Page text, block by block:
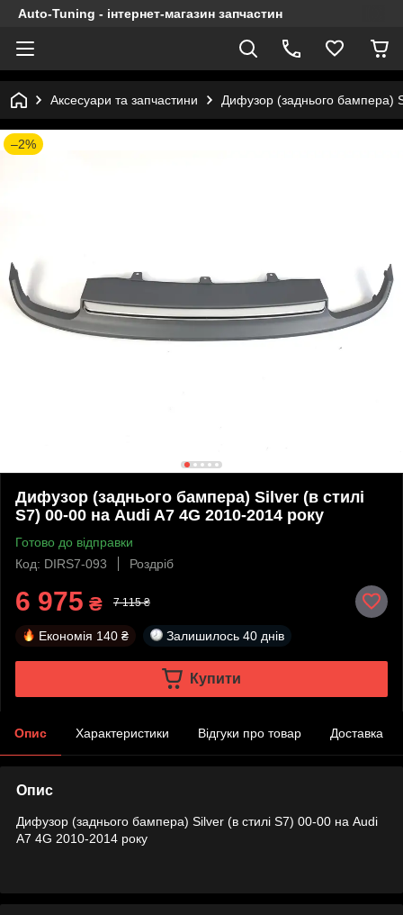
Auto-Tuning - інтернет-магазин запчастин
Аксесуари та запчастини Дифузор (заднього бампера)
–2%
Дифузор (заднього бампера) Silver (в стилі
S7) 00-00 на Audi A7 4G 2010-2014 року
Готово до відправки
Код: DIRS7-093
Роздріб
6 975 ₴ 7 115 ₴
Економія 140 ₴ Залишилось 40 днів
Купити
Опис Характеристики Відгуки про товар Доставка
Опис
Дифузор (заднього бампера) Silver (в стилі S7) 00-00 на Audi
A7 4G 2010-2014 року